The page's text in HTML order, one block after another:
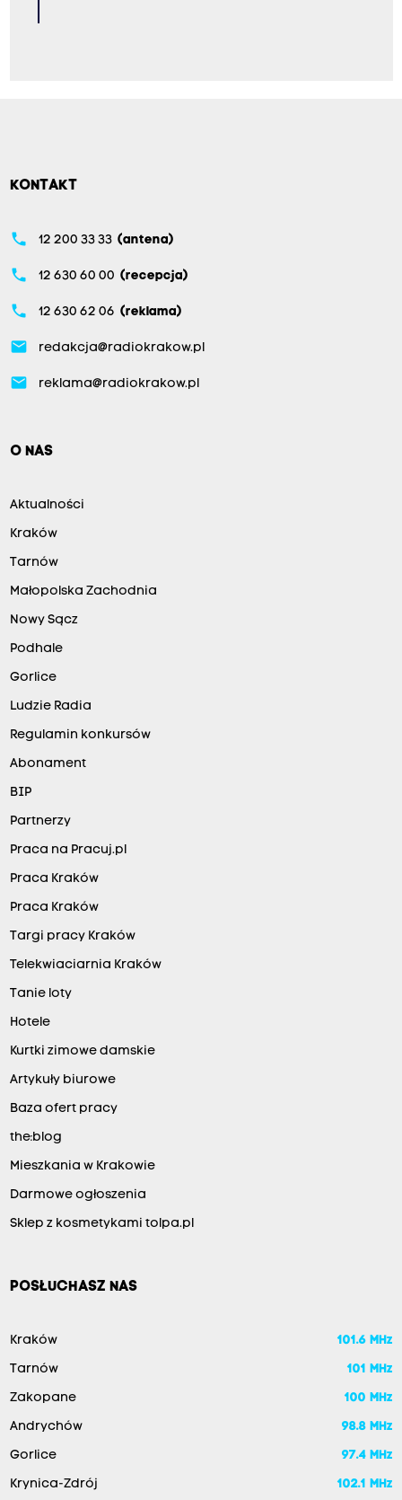
KONTAKT
phone 12 200 33 33 (antena)
phone 12 630 60 00 (recepcja)
phone 12 630 62 06 (reklama)
email redakcja@radiokrakow.pl
email reklama@radiokrakow.pl
O NAS
Aktualności
Kraków
Tarnów
Małopolska Zachodnia
Nowy Sącz
Podhale
Gorlice
Ludzie Radia
Regulamin konkursów
Abonament
BIP
Partnerzy
Praca na Pracuj.pl
Praca Kraków
Praca Kraków
Targi pracy Kraków
Telekwiaciarnia Kraków
Tanie loty
Hotele
Kurtki zimowe damskie
Artykuły biurowe
Baza ofert pracy
the:blog
Mieszkania w Krakowie
Darmowe ogłoszenia
Sklep z kosmetykami tolpa.pl
POSŁUCHASZ NAS
Kraków 101.6 MHz
Tarnów 101 MHz
Zakopane 100 MHz
Andrychów 98.8 MHz
Gorlice 97.4 MHz
Krynica-Zdrój 102.1 MHz